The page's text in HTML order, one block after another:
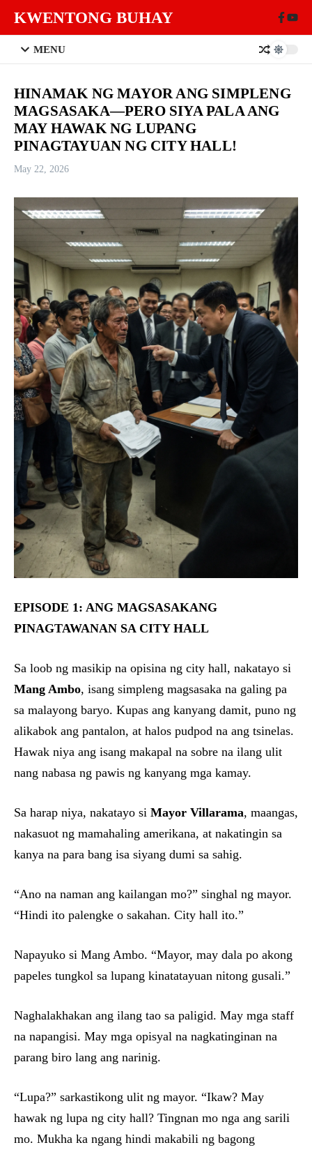
KWENTONG BUHAY
MENU
HINAMAK NG MAYOR ANG SIMPLENG
MAGSASAKA—PERO SIYA PALA ANG
MAY HAWAK NG LUPANG
PINAGTAYUAN NG CITY HALL!
May 22, 2026
EPISODE 1: ANG MAGSASAKANG
PINAGTAWANAN SA CITY HALL
Sa loob ng masikip na opisina ng city hall, nakatayo si
Mang Ambo, isang simpleng magsasaka na galing pa
sa malayong baryo. Kupas ang kanyang damit, puno ng
alikabok ang pantalon, at halos pudpod na ang tsinelas.
Hawak niya ang isang makapal na sobre na ilang ulit
nang nabasa ng pawis ng kanyang mga kamay.
Sa harap niya, nakatayo si Mayor Villarama, maangas,
nakasuot ng mamahaling amerikana, at nakatingin sa
kanya na para bang isa siyang dumi sa sahig.
“Ano na naman ang kailangan mo?” singhal ng mayor.
“Hindi ito palengke o sakahan. City hall ito.”
Napayuko si Mang Ambo. “Mayor, may dala po akong
papeles tungkol sa lupang kinatatayuan nitong gusali.”
Naghalakhakan ang ilang tao sa paligid. May mga staff
na napangisi. May mga opisyal na nagkatinginan na
parang biro lang ang narinig.
“Lupa?” sarkastikong ulit ng mayor. “Ikaw? May
hawak ng lupa ng city hall? Tingnan mo nga ang sarili
mo. Mukha ka ngang hindi makabili ng bagong